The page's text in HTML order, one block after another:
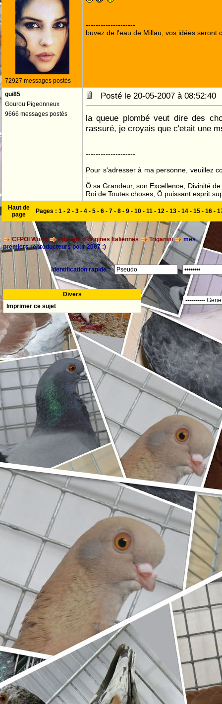
72927 messages postés
--------------------
buvez de l'eau de Millau, vos idées seront
gui85
Gourou Pigeonneux
9666 messages postés
Posté le 20-05-2007 à
la queue plombé veut dire des
rassuré, je croyais que c'etait une
--------------------
Pour s'adresser à ma personne, veuillez
:
Ô sa Grandeur, son Excellence, Divinité
Roi de Toutes choses, Ô puissant esprit
Haut de
page
Pages : 1 - 2 - 3 - 4 - 5 - 6 - 7 - 8 - 9 - 10 - 11 - 12 - 13 - 14 - 15 - 16 -
CFPOI World Pigeons d'origines Italiennes Triganini
mes
premiers reproducteurs pour 2007 :)
Identification rapide :
Divers
Imprimer ce sujet